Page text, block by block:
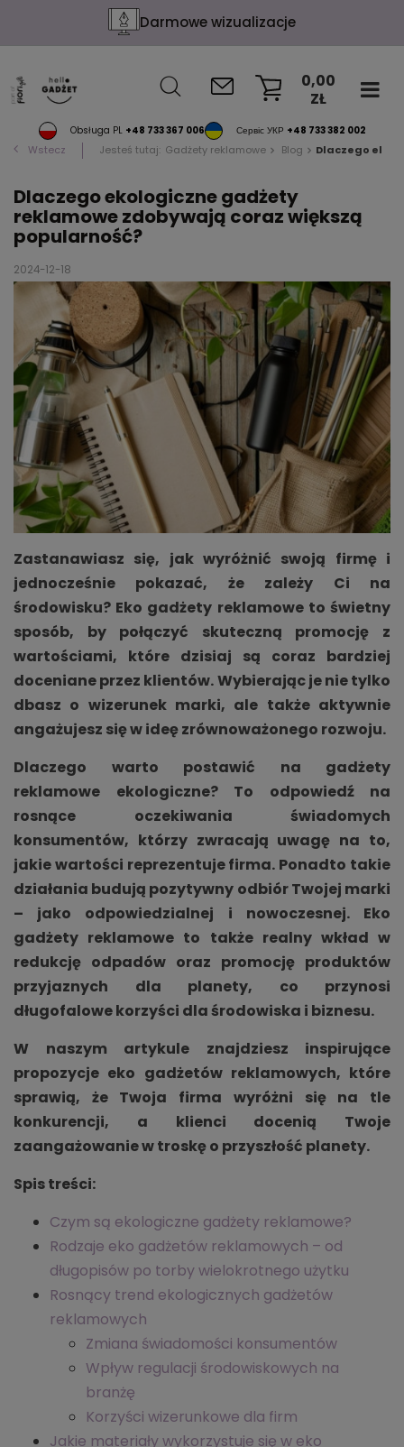
Darmowe wizualizacje
Obsługa PL +48 733 367 006 Сервіс УКР +48 733 382 002
0,00
ZŁ
Wstecz Jesteś tutaj: Gadżety reklamowe Blog Dlaczego
Dlaczego ekologiczne gadżety
reklamowe zdobywają coraz większą
popularność?
2024-12-18
Zastanawiasz się, jak wyróżnić swoją firmę i
jednocześnie pokazać, że zależy Ci na
środowisku? Eko gadżety reklamowe to świetny
sposób, by połączyć skuteczną promocję z
wartościami, które dzisiaj są coraz bardziej
doceniane przez klientów. Wybierając je nie tylko
dbasz o wizerunek marki, ale także aktywnie
angażujesz się w ideę zrównoważonego rozwoju.
Dlaczego warto postawić na gadżety
reklamowe ekologiczne? To odpowiedź na
rosnące oczekiwania świadomych
konsumentów, którzy zwracają uwagę na to,
jakie wartości reprezentuje firma. Ponadto takie
działania budują pozytywny odbiór Twojej marki
– jako odpowiedzialnej i nowoczesnej. Eko
gadżety reklamowe to także realny wkład w
redukcję odpadów oraz promocję produktów
przyjaznych dla planety, co przynosi
długofalowe korzyści dla środowiska i biznesu.
W naszym artykule znajdziesz inspirujące
propozycje eko gadżetów reklamowych, które
sprawią, że Twoja firma wyróżni się na tle
konkurencji, a klienci docenią Twoje
zaangażowanie w troskę o przyszłość planety.
Spis treści:
Czym są ekologiczne gadżety reklamowe?
Rodzaje eko gadżetów reklamowych – od
długopisów po torby wielokrotnego użytku
Rosnący trend ekologicznych gadżetów
reklamowych
Zmiana świadomości konsumentów
Wpływ regulacji środowiskowych na
branżę
Korzyści wizerunkowe dla firm
Jakie materiały wykorzystuje się w eko